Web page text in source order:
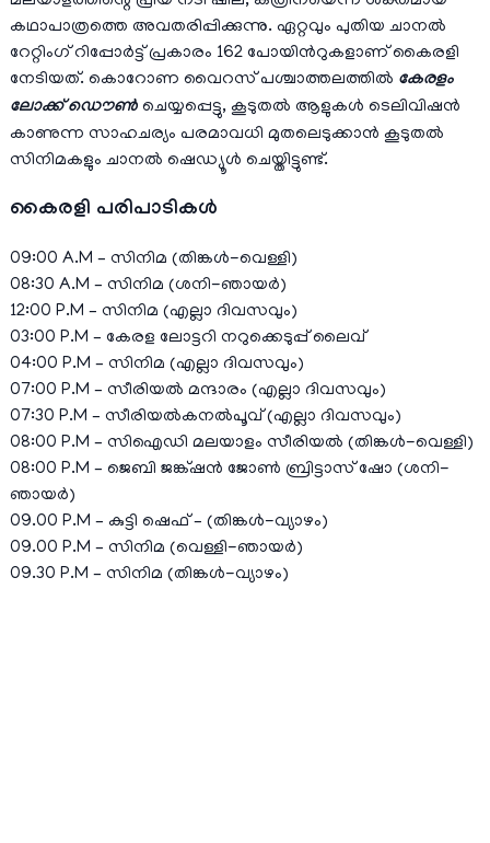
കഥാപാത്രത്തെ അവതരിപ്പിക്കുന്നു. ഏറ്റവും പുതിയ ചാനല്‍
റേറ്റിംഗ് റിപ്പോര്‍ട്ട് പ്രകാരം 162 പോയിന്‍റുകളാണ് കൈരളി
നേടിയത്. കൊറോണ വൈറസ് പശ്ചാത്തലത്തില്‍ കേരളം
ലോക്ക് ഡൌണ്‍ ചെയ്യപ്പെട്ടു, കൂടുതല്‍ ആളുകള്‍ ടെലിവിഷന്‍
കാണുന്ന സാഹചര്യം പരമാവധി മുതലെടുക്കാന്‍ കൂടുതല്‍
സിനിമകളും ചാനല്‍ ഷെഡ്യൂള്‍ ചെയ്തിട്ടുണ്ട്.
കൈരളി പരിപാടികള്‍
09:00 A.M – സിനിമ (തിങ്കള്‍-വെള്ളി)
08:30 A.M – സിനിമ (ശനി-ഞായര്‍)
12:00 P.M – സിനിമ (എല്ലാ ദിവസവും)
03:00 P.M – കേരള ലോട്ടറി നറുക്കെടുപ്പ് ലൈവ്
04:00 P.M – സിനിമ (എല്ലാ ദിവസവും)
07:00 P.M – സീരിയല്‍ മന്ദാരം (എല്ലാ ദിവസവും)
07:30 P.M – സീരിയല്‍കനല്‍പൂവ് (എല്ലാ ദിവസവും)
08:00 P.M – സിഐഡി മലയാളം സീരിയല്‍ (തിങ്കള്‍-വെള്ളി)
08:00 P.M – ജെബി ജങ്ക്ഷൻ ജോണ്‍ ബ്രിട്ടാസ് ഷോ (ശനി-
ഞായര്‍)
09.00 P.M – കുട്ടി ഷെഫ് – (തിങ്കള്‍-വ്യാഴം)
09.00 P.M – സിനിമ (വെള്ളി-ഞായര്‍)
09.30 P.M – സിനിമ (തിങ്കള്‍-വ്യാഴം)